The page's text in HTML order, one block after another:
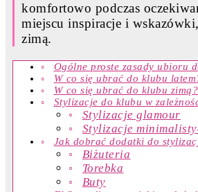
komfortowo podczas
miejscu inspiracje i
zimą.
Ogólne proste zasady ubioru
W co się ubrać do klubu
W co się ubrać do klubu zimą?
Stylizacje do klubu w
Stylizacje glamour
Stylizacje
Jak dobrać dodatki do
Biżuteria
Torebka
Buty